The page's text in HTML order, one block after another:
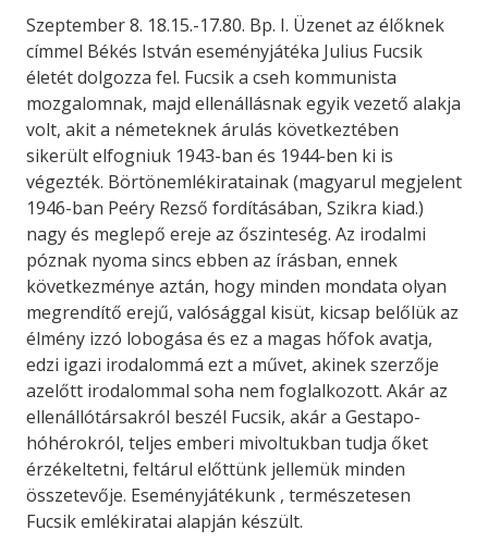
Szeptember8. 18.15.-17.80. Bp. I. Üzenetaz élőknek
címmel Békés István eseményjátéka Julius Fucsik
életétdolgozza fel. Fucsika cseh kommunista
mozgalomnak, majd ellenállásnakegyikvezető alakja
volt, akita németeknekárulás következtében
sikerültelfogniuk 1943-ban és 1944-ben ki is
végezték. Börtönemlékiratainak(magyarul megjelent
1946-ban Peéry Rezső fordításában, Szikra kiad.)
nagyés meglepő ereje az őszinteség. Az irodalmi
póznak nyoma sincs ebben az írásban, ennek
következménye aztán, hogy minden mondata olyan
megrendítő erejű, valósággal kisüt, kicsap belőlükaz
élmény izzó lobogása és ez a magas hőfokavatja,
edzi igazi irodalommá ezta művet, akinekszerzője
azelőtt irodalommal soha nem foglalkozott. Akáraz
ellenállótársakról beszél Fucsik, akára Gestapo-
hóhérokról, teljes emberi mivoltukban tudja őket
érzékeltetni, feltárul előttünk jellemük minden
összetevője. Eseményjátékunk , természetesen
Fucsikemlékiratai alapján készült.